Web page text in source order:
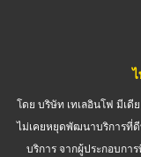
โดย บริษัท เทเลอินโฟ มีเดี
ไม่เคยหยุดพัฒนาบริการที่
บริการ จากผู้ประกอบกา